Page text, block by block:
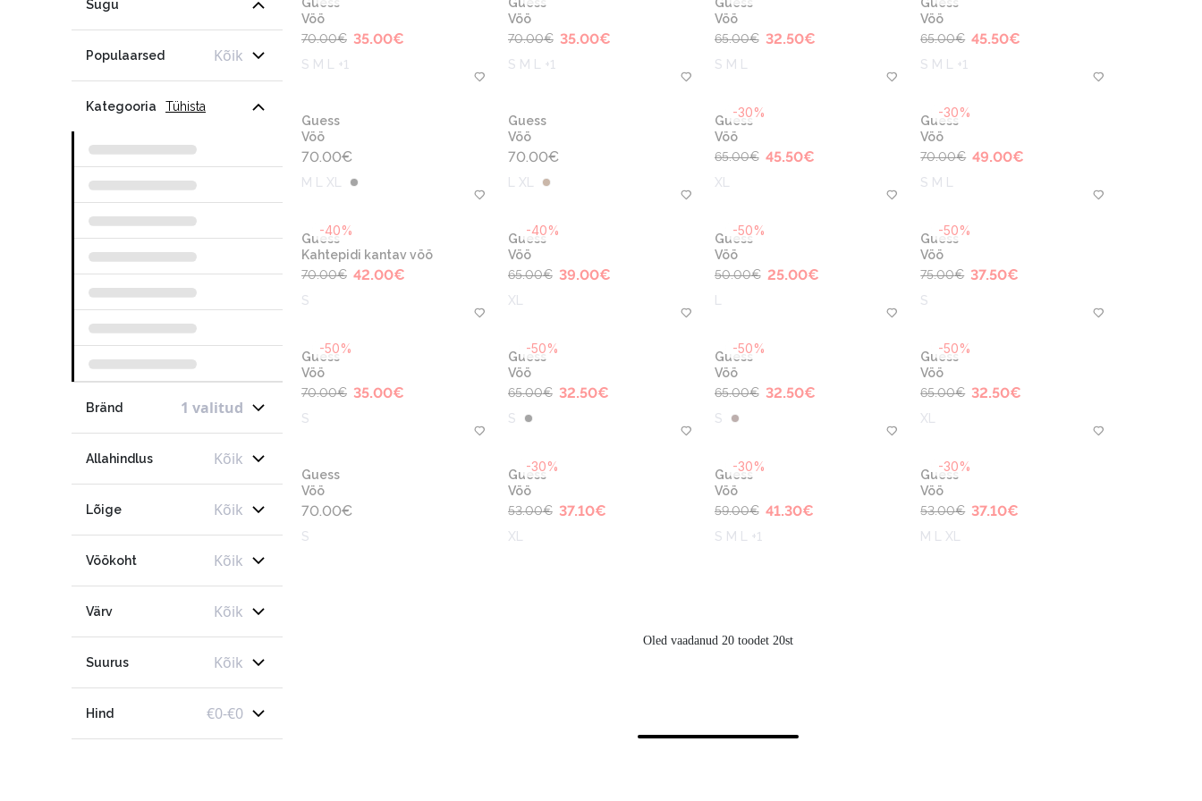
Sugu
Populaarsed Kõik
Kategooria Tühista
Bränd 1 valitud
Allahindlus Kõik
Lõige Kõik
Vöökoht Kõik
Värv Kõik
Suurus Kõik
Hind €0-€0
Vöö
70.00€ 35.00€
S M L +1
Vöö
70.00€ 35.00€
S M L +1
Vöö
65.00€ 32.50€
S M L
Vöö
65.00€ 45.50€
S M L +1
Guess
Vöö
70.00€
M L XL
Guess
Vöö
70.00€
L XL
-30%
Guess
Vöö
65.00€ 45.50€
XL
-30%
Guess
Vöö
70.00€ 49.00€
S M L
-40%
Guess
Kahtepidi kantav vöö
70.00€ 42.00€
S
-40%
Guess
Vöö
65.00€ 39.00€
XL
-50%
Guess
Vöö
50.00€ 25.00€
-50%
Guess
Vöö
75.00€ 37.50€
S
-50%
Guess
Vöö
70.00€ 35.00€
S
-50%
Guess
Vöö
65.00€ 32.50€
S
-50%
Guess
Vöö
65.00€ 32.50€
S
-50%
Guess
Vöö
65.00€ 32.50€
XL
Guess
Vöö
70.00€
S
-30%
Guess
Vöö
53.00€ 37.10€
XL
-30%
Guess
Vöö
59.00€ 41.30€
S M L +1
-30%
Guess
Vöö
53.00€ 37.10€
M L XL
Oled vaadanud 20 toodet 20st